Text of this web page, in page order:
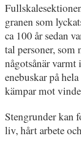
granen som
ca 100 år sedan
tal personer,
någotsånär
enebuskar på
kämpar mot
Stengrunder kan
liv, hårt arbete